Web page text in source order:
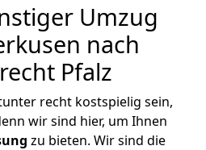
Umzug
nach
Pfalz
recht kostspielig sein,
wir sind hier, um Ihnen
zu bieten. Wir sind die